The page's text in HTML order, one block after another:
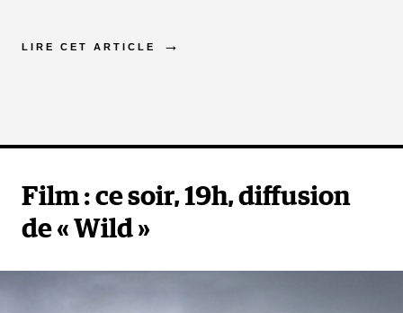
LIRE CET ARTICLE
Film : ce soir, 19h, diffusion
de « Wild »